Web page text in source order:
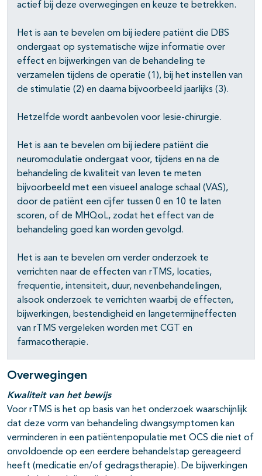
actief bij deze overwegingen en keuze te betrekken.
Het is aan te bevelen om bij iedere patiënt die DBS
ondergaat op systematische wijze informatie over
effect en bijwerkingen van de behandeling te
verzamelen tijdens de operatie (1), bij het instellen van
de stimulatie (2) en daarna bijvoorbeeld jaarlijks (3).
Hetzelfde wordt aanbevolen voor lesie-chirurgie.
Het is aan te bevelen om bij iedere patiënt die
neuromodulatie ondergaat voor, tijdens en na de
behandeling de kwaliteit van leven te meten
bijvoorbeeld met een visueel analoge schaal (VAS),
door de patiënt een cijfer tussen 0 en 10 te laten
scoren, of de MHQoL, zodat het effect van de
behandeling goed kan worden gevolgd.
Het is aan te bevelen om verder onderzoek te
verrichten naar de effecten van rTMS, locaties,
frequentie, intensiteit, duur, nevenbehandelingen,
alsook onderzoek te verrichten waarbij de effecten,
bijwerkingen, bestendigheid en langetermijneffecten
van rTMS vergeleken worden met CGT en
farmacotherapie.
Overwegingen
Kwaliteit van het bewijs
Voor rTMS is het op basis van het onderzoek waarschijnlijk
dat deze vorm van behandeling dwangsymptomen kan
verminderen in een patiëntenpopulatie met OCS die niet of
onvoldoende op een eerdere behandelstap gereageerd
heeft (medicatie en/of gedragstherapie). De bijwerkingen